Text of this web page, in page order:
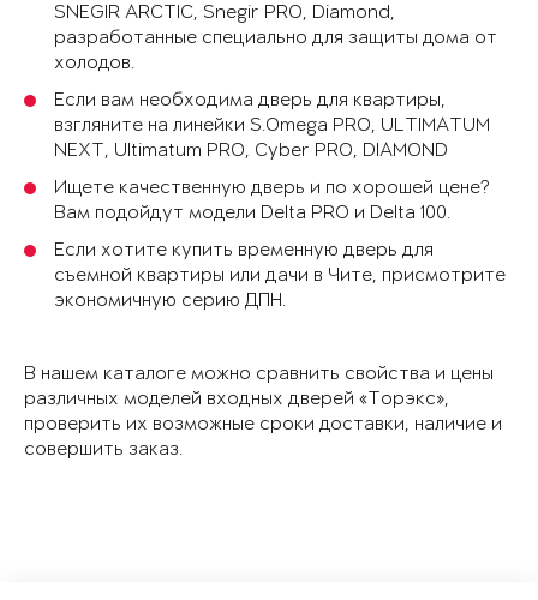
SNEGIR ARCTIC, Snegir PRO, Diamond,
разработанные специально для защиты дома от
холодов.
Если вам необходима дверь для квартиры,
взгляните на линейки S.Omega PRO, ULTIMATUM
NEXT, Ultimatum PRO, Cyber PRO, DIAMOND
Ищете качественную дверь и по хорошей цене?
Вам подойдут модели Delta PRO и Delta 100.
Если хотите купить временную дверь для
съемной квартиры или дачи в Чите, присмотрите
экономичную серию ДПН.
В нашем каталоге можно сравнить свойства и цены
различных моделей входных дверей «Торэкс»,
проверить их возможные сроки доставки, наличие и
совершить заказ.